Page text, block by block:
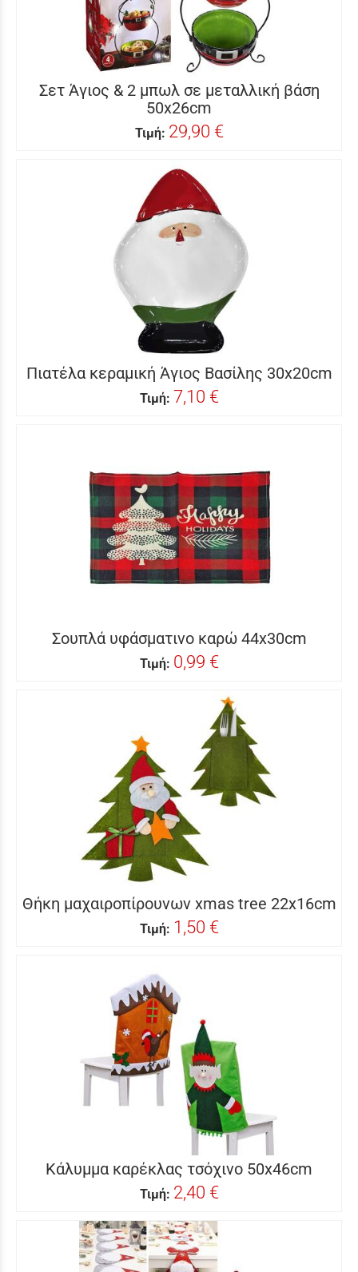
Σετ Άγιος & 2 μπωλ σε μεταλλική βάση
50x26cm
Τιμή: 29,90 €
Πιατέλα κεραμική Άγιος Βασίλης 30x20cm
Τιμή: 7,10 €
Σουπλά υφάσματινο καρώ 44x30cm
Τιμή: 0,99 €
Θήκη μαχαιροπίρουνων xmas tree 22x16cm
Τιμή: 1,50 €
Κάλυμμα καρέκλας τσόχινο 50x46cm
Τιμή: 2,40 €